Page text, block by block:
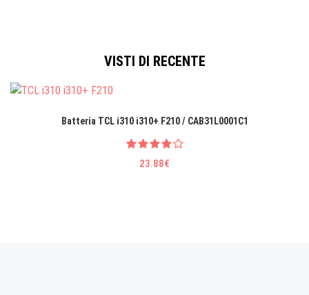
VISTI DI RECENTE
Batteria TCL i310 i310+ F210 / CAB31L0001C1
23.88€